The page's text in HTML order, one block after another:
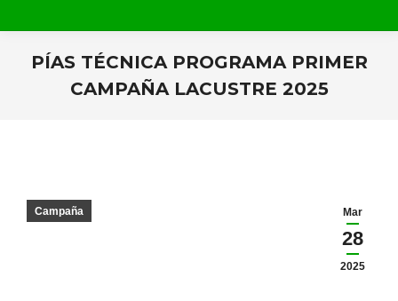
PÍAS TÉCNICA PROGRAMA PRIMER
CAMPAÑA LACUSTRE 2025
Mar
28
2025
Campaña